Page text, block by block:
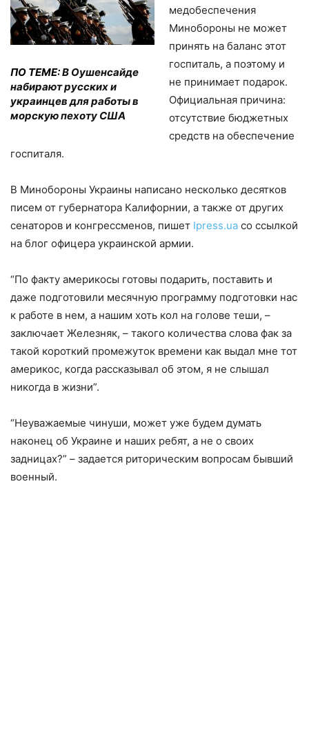
ПО ТЕМЕ:В Оушенсайде
набирают русских и
украинцев для работы в
морскую пехоту США
медобеспечения
Минобороны не может
принять на баланс этот
госпиталь, а поэтому и
не принимает подарок.
Официальная причина:
отсутствие бюджетных
средств на обеспечение
госпиталя.
В Минобороны Украины написано несколько десятков
писем от губернатора Калифорнии, а также от других
сенаторов и конгрессменов, пишет Ipress.ua со ссылкой
на блог офицера украинской армии.
“По факту америкосы готовы подарить, поставить и
даже подготовили месячную программу подготовки нас
к работе в нем, а нашим хоть кол на голове теши, –
заключает Железняк, – такого количества слова фак за
такой короткий промежуток времени как выдал мне тот
америкос, когда рассказывал об этом, я не слышал
никогда в жизни”.
“Неуважаемые чинуши, может уже будем думать
наконец об Украине и наших ребят, а не о своих
задницах?” – задается риторическим вопросам бывший
военный.